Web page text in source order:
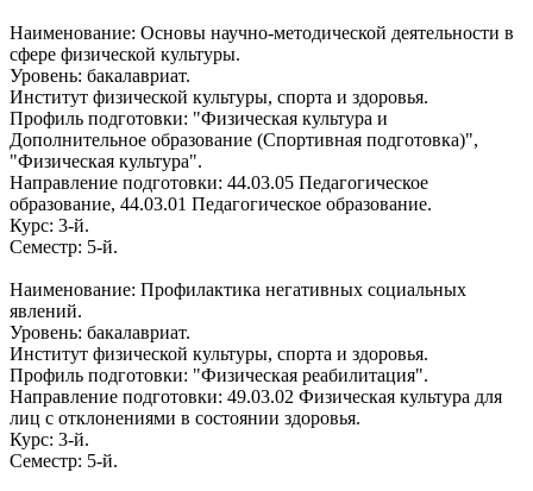
Наименование: Основы научно-методической деятельности в
сфере физической культуры.
Уровень: бакалавриат.
Институт физической культуры, спорта и здоровья.
Профиль подготовки: "Физическая культура и
Дополнительное образование (Спортивная подготовка)",
"Физическая культура".
Направление подготовки: 44.03.05 Педагогическое
образование, 44.03.01 Педагогическое образование.
Курс: 3-й.
Семестр: 5-й.
Наименование: Профилактика негативных социальных
явлений.
Уровень: бакалавриат.
Институт физической культуры, спорта и здоровья.
Профиль подготовки: "Физическая реабилитация".
Направление подготовки: 49.03.02 Физическая культура для
лиц с отклонениями в состоянии здоровья.
Курс: 3-й.
Семестр: 5-й.